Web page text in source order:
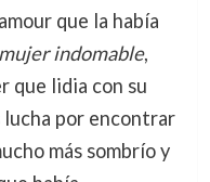
que la había
indomable,
que lidia con su
por encontrar
más sombrío y